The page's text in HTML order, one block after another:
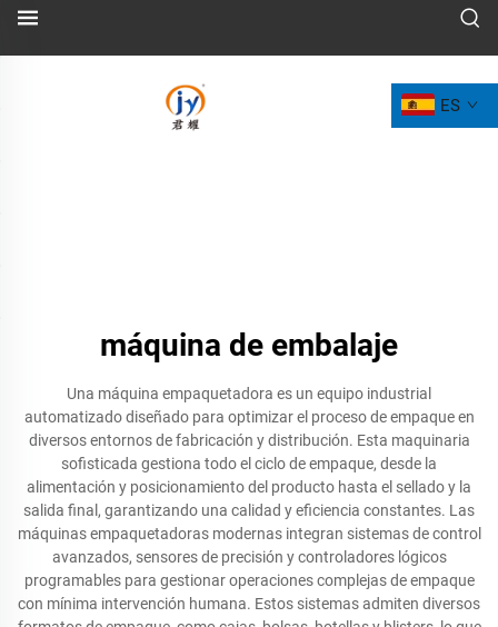
ES
máquina de embalaje
Una máquina empaquetadora es un equipo industrial
automatizado diseñado para optimizar el proceso de empaque en
diversos entornos de fabricación y distribución. Esta maquinaria
sofisticada gestiona todo el ciclo de empaque, desde la
alimentación y posicionamiento del producto hasta el sellado y la
salida final, garantizando una calidad y eficiencia constantes. Las
máquinas empaquetadoras modernas integran sistemas de control
avanzados, sensores de precisión y controladores lógicos
programables para gestionar operaciones complejas de empaque
con mínima intervención humana. Estos sistemas admiten diversos